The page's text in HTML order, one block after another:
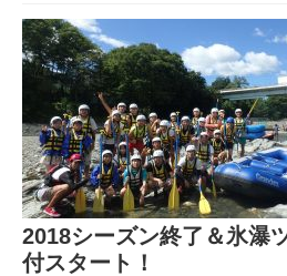
2018シーズン終了＆氷瀑
付スタート！